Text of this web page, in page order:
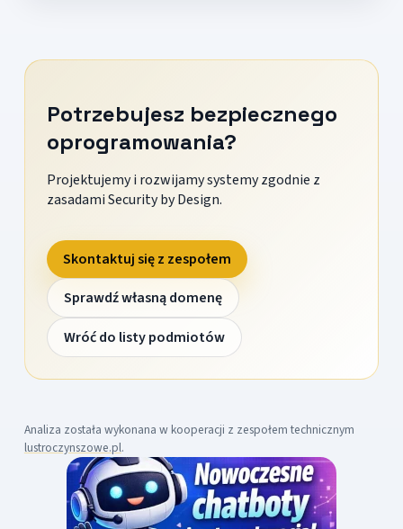
Potrzebujesz bezpiecznego
oprogramowania?
Projektujemy i rozwijamy systemy zgodnie z
zasadami Security by Design.
Skontaktuj się z zespołem
Sprawdź własną domenę
Wróć do listy podmiotów
Analiza została wykonana w kooperacji z zespołem technicznym
lustroczynszowe.pl.